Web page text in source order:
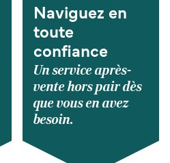
Naviguez en
toute
confiance
Un service après-
vente hors pair dès
que vous en avez
besoin.